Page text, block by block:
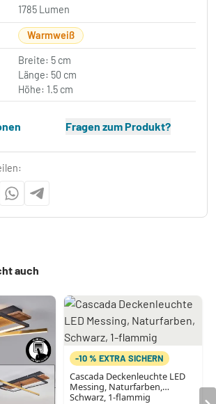
1785 Lumen
Warmweiß
Breite: 5 cm
Länge: 50 cm
Höhe: 1.5 cm
Fragen zum Produkt?
auch
-10 % EXTRA SICHERN
Cascada Deckenleuchte LED
Messing, Naturfarben,
Schwarz, 1-flammig